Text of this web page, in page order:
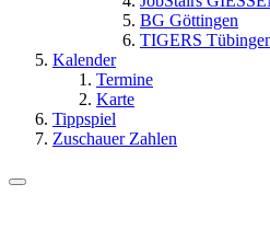
BG Göttingen
TIGERS
Kalender
Termine
Karte
Tippspiel
Zuschauer Zahlen